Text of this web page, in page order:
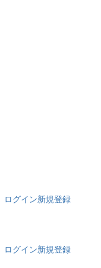
ログイン新規登録
ログイン新規登録